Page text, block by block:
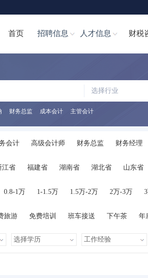
首页 招聘信息 人才信息 财税
选择行业
财务总监 成本会计 主管会计
会计 高级会计师 财务总监 财务经理
务专员/助理 统计员 其他职位
江省 福建省 湖南省 湖北省 山东省
0.8-1万 1-1.5万 1.5万-2万 2万-3万
旅游 免费培训 班车接送 下午茶 年